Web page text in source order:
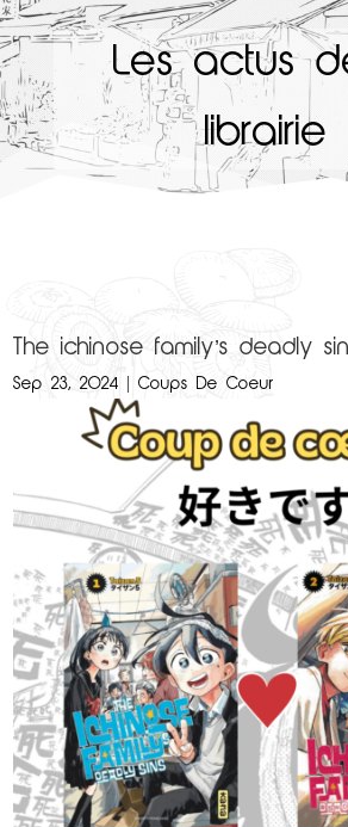
Les actus
librairie
The ichinose family’s deadly
Sep 23, 2024 |Coups De Coeur